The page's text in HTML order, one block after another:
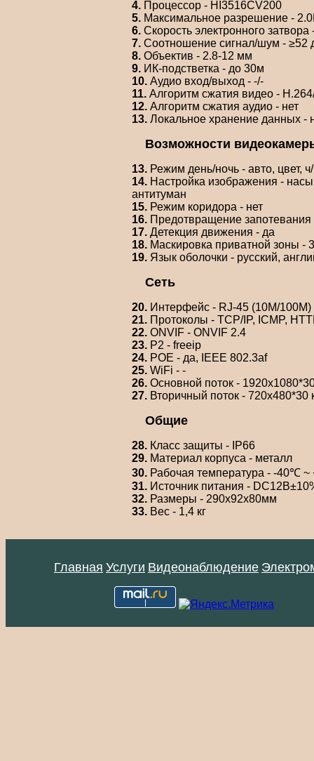
4. Процессор - HI3516CV200
5. Максимальное разрешение -
6. Скорость электронного
7. Соотношение сигнал/шум - ≥52
8. Объектив - 2.8-12 мм
9. ИК-подстветка - до 30м
10. Аудио вход/выход - -/-
11. Алгоритм сжатия видео -
12. Алгоритм сжатия аудио - нет
13. Локальное хранение данных -
Возможности
13. Режим день/ночь - авто, цвет,
14. Настройка изображения -
антитуман
15. Режим коридора - нет
16. Предотвращение запотевания
17. Детекция движения - да
18. Маскировка приватной зоны -
19. Язык оболочки - русский,
Сеть
20. Интерфейс - RJ-45 (10M/100M)
21. Протоколы - TCP/IP, ICMP,
22. ONVIF - ONVIF 2.4
23. P2 - freeip
24. POE - да, IEEE 802.3af
25. WiFi - -
26. Основной поток -
27. Вторичный поток - 720х480*30
Общие
28. Класс защиты - IP66
29. Материал корпуса - металл
30. Рабочая температура - -40℃
31. Источник питания -
32. Размеры - 290x92x80мм
33. Вес - 1,4 кг
Главная Услуги Видеонаблюдение